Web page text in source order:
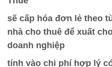
sẽ cấp hóa đơn lẻ theo
nhà cho thuê để xuất
doanh nghiệp
tính vào chi phí hợp lý